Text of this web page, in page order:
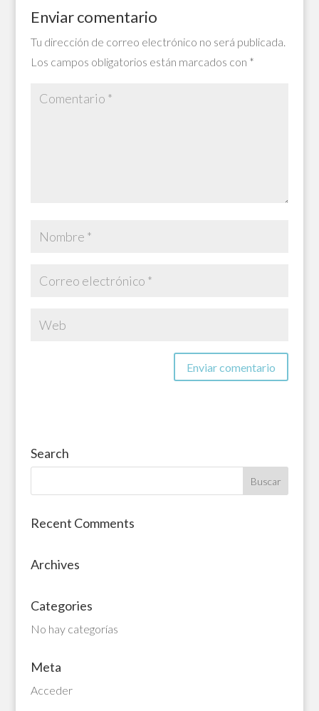
Enviar comentario
Tu dirección de correo electrónico no será publicada.
Los campos obligatorios están marcados con *
Search
Recent Comments
Archives
Categories
No hay categorías
Meta
Acceder